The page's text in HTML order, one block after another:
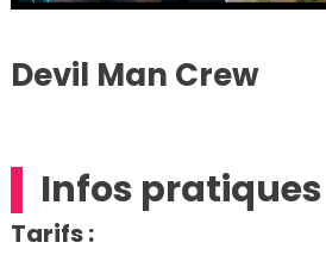
Devil Man Crew
Infos pratiques
Tarifs :